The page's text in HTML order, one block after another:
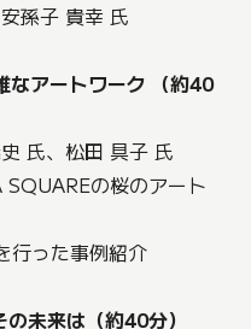
孫子 貴幸 氏
なアートワーク （約40
氏、松田 具子 氏
の桜のアート
った事例紹介
未来は（約40分）